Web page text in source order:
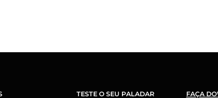
TESTE O SEU PALADAR
FAÇA